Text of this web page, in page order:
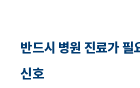
반드시 병원 진료가 필
신호